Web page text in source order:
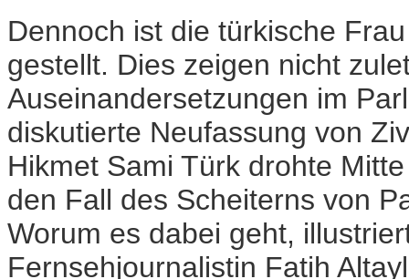
Dennoch ist die türkische
gestellt. Dies zeigen nicht
Auseinandersetzungen im
diskutierte Neufassung von
Hikmet Sami Türk drohte
den Fall des Scheiterns von
Worum es dabei geht,
Fernsehjournalistin Fatih